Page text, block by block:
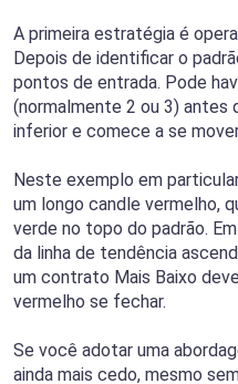
A primeira estratégia é
Depois de identificar o
pontos de entrada. Pode
(normalmente 2 ou 3) antes
inferior e comece a se
Neste exemplo em
um longo candle vermelho,
verde no topo do padrão.
da linha de tendência
um contrato Mais Baixo
vermelho se fechar.
Se você adotar uma
ainda mais cedo, mesmo